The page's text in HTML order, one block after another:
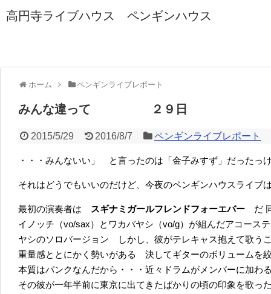
高円寺ライブハウス ペンギンハウス
ホーム ペンギンライブレポート
みんな違って ２９日
2015/5/29 2016/8/7 ペンギンライブレポート
・・・みんないい」 と言ったのは「金子みすず」だったっ
それはどうでもいいのだけど、今夜のペンギンハウスライブ
最初の演奏者は スギナミガールフレンドフォーエバー だ
イノッチ（vo/sax）とワカバヤシ（vo/g）が組んだアコース
ヤシのソロバージョン しかし、彼がテレキャス抱えて歌う
重量感ととにかく勢いがある 決してギターのボリュームを
本質はパンクなんだから・・・近々ドラムがメンバーに加
その彼が一年半前に東京に出てきたばかりの頃の印象を歌